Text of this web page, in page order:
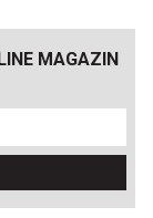
MAGAZIN